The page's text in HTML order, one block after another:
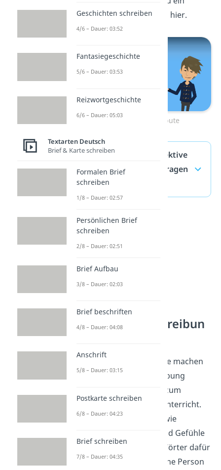
Attributist, erfährst du hier.
Zum Video: Attribute
Beschreibende Adjektive
Liste — häufigste Fragen
(ausklappen)
Personenbeschreibun
Beschreibende Adjektive machen
eine Personenbeschreibung
lebendig und gehören zum
Schreiben im Deutschunterricht.
Du ordnest Merkmale wie
Aussehen, Verhalten und Gefühle
und wählst passende Wörter dafür
aus. So wird klar, wie eine Person
Geschichten schreiben
4/6 – Dauer: 03:52
Fantasiegeschichte
5/6 – Dauer: 03:53
Reizwortgeschichte
6/6 – Dauer: 05:03
Textarten Deutsch
Brief & Karte schreiben
Formalen Brief
schreiben
1/8 – Dauer: 02:57
Persönlichen Brief
schreiben
2/8 – Dauer: 02:51
Brief Aufbau
3/8 – Dauer: 02:03
Brief beschriften
4/8 – Dauer: 04:08
Anschrift
5/8 – Dauer: 03:15
Postkarte schreiben
6/8 – Dauer: 04:23
Brief schreiben
7/8 – Dauer: 04:35